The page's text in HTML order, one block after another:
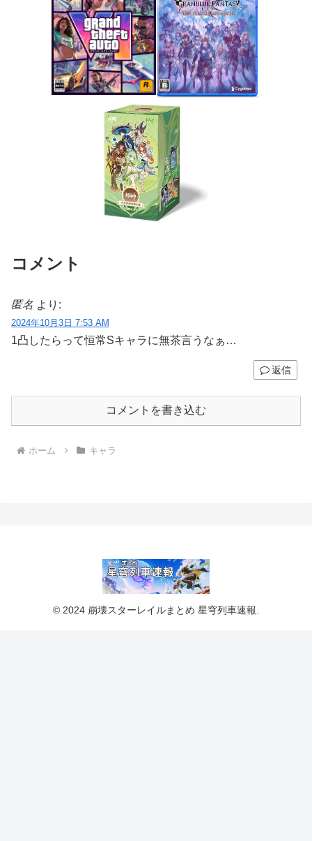
コメント
匿名 より:
2024年10月3日 7:53 AM
1凸したらって恒常Sキャラに無茶言うなぁ…
返信
コメントを書き込む
ホーム キャラ
© 2024 崩壊スターレイルまとめ 星穹列車速報.